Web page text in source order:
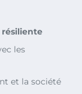
résiliente
les
et la société